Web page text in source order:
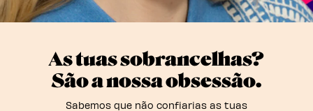
As tuas sobrancelhas?
São a nossa obsessão.
Sabemos que não confiarias as tuas